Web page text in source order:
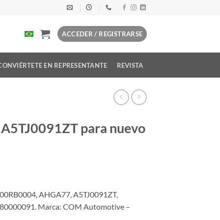
ACCEDER / REGISTRARSE
EN REPRESENTANTE REVISTA
para nuevo
AHGA77, A5TJ0091ZT,
Marca: COM Automotive –